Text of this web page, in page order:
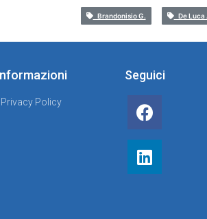
Brandonisio G. De Luca
Privacy Policy
Seguici